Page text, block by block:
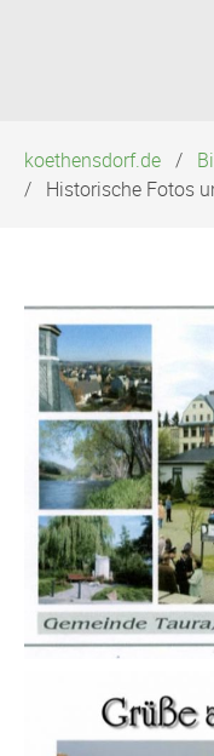
überspringen
koethensdorf.de
Historische Fotos